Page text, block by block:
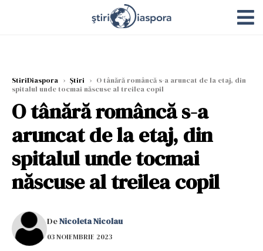
StiriDiaspora › Știri › O tânără româncă s-a aruncat de la etaj, din
spitalul unde tocmai născuse al treilea copil
O tânără româncă s-a
aruncat de la etaj, din
spitalul unde tocmai
născuse al treilea copil
DeNicoleta Nicolau
03 NOIEMBRIE 2023